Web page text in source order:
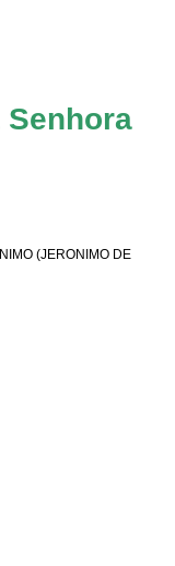
Senhora
(JERONIMO DE